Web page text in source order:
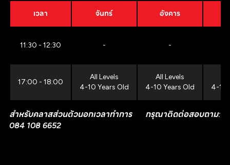
เวลา จันทร์ อังคาร
11:30 - 12:30 - -
17:00 - 18:00
All Levels
4-10 Years Old
All Levels
4-10 Years Old
4-10
สำหรับคลาสส่วนตัวนอกเวลาทำการ กรุณาติดต่อสอบถาม:
084 108 6652